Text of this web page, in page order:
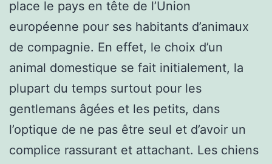
place le pays en tête de l’Union
européenne pour ses habitants d’animaux
de compagnie. En effet, le choix d’un
animal domestique se fait initialement, la
plupart du temps surtout pour les
gentlemans âgées et les petits, dans
l’optique de ne pas être seul et d’avoir un
complice rassurant et attachant. Les chiens